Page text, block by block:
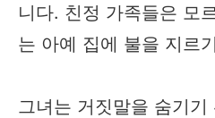
니다. 친정 가족들은 모
는 아예 집에 불을 지르
그녀는 거짓말을 숨기기